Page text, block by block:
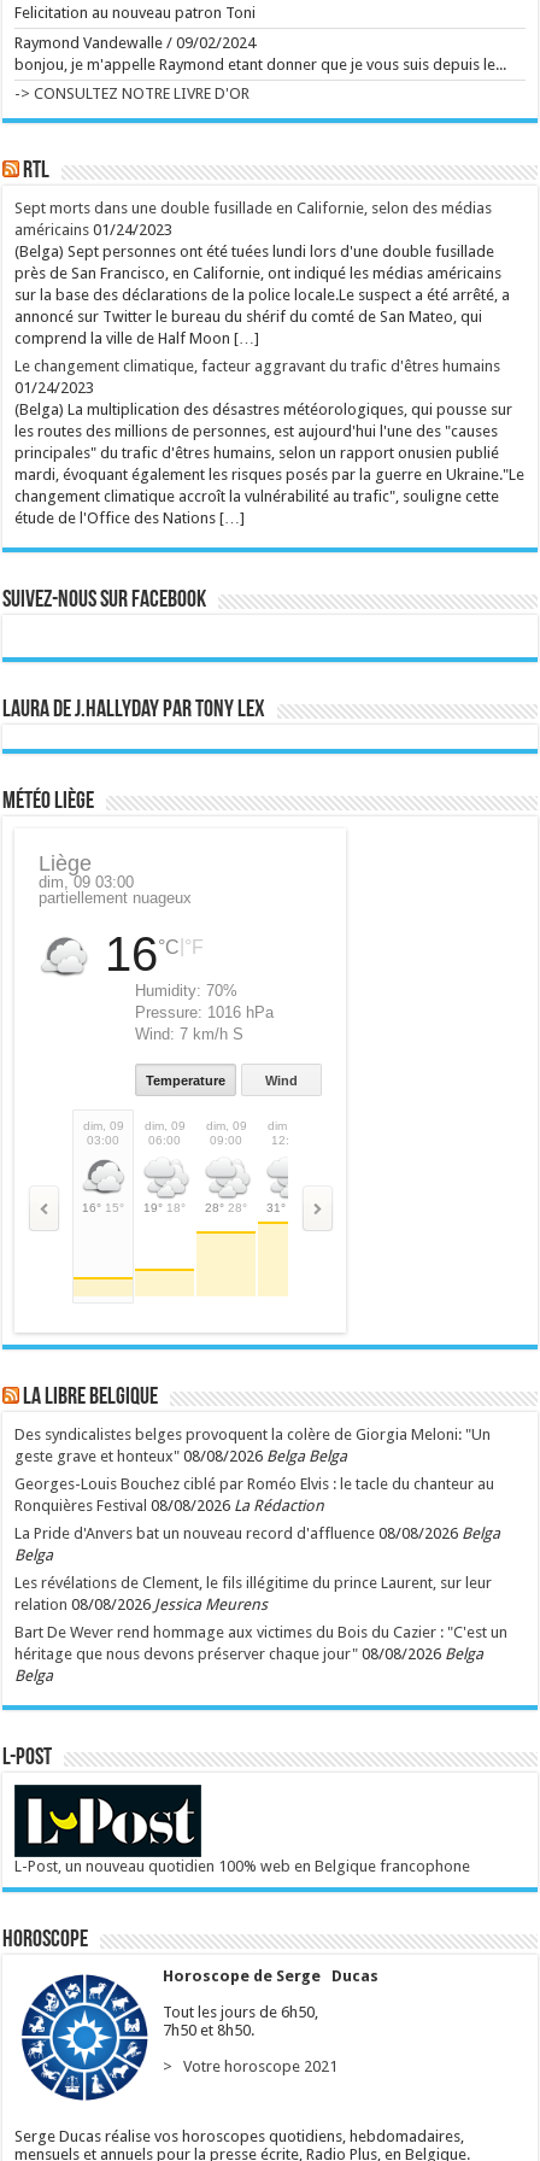
de cette 14e édition : le death ride, une tyrolienne
géante installée au sommet du Plan incliné. ...
Ecrit le 07/08 21:02
Michel Dejeneffe, "papa" de Tatayet, est mort
Le célèbre ventriloque s'est éteint à l'âge de 77 ans.
...
Ecrit le 07/08 20:03
"Legend" et son animateur Guillaume Pley malmenés
Phénomène médiatique fulgurant né en 2023, le
premier podcast de France pèse aujourd'hui
70 millions d'euros. C'est aussi une histoire belge à
plus d'un titre. Une success-story qui fait l'objet de
nombreuses critiques en ce moment. ...
Ecrit le 07/08 19:56
V2 Scriptrss
Felicitation au nouveau patron Toni
Raymond Vandewalle /09/02/2024
bonjou, je m'appelle Raymond etant donner que je vous suis depuis le...
-> CONSULTEZ NOTRE LIVRE D'OR
RTL
Sept morts dans une double fusillade en Californie, selon des médias
américains 01/24/2023
(Belga) Sept personnes ont été tuées lundi lors d'une double fusillade
près de San Francisco, en Californie, ont indiqué les médias américains
sur la base des déclarations de la police locale.Le suspect a été arrêté, a
annoncé sur Twitter le bureau du shérif du comté de San Mateo, qui
comprend la ville de Half Moon […]
Le changement climatique, facteur aggravant du trafic d'êtres humains
01/24/2023
(Belga) La multiplication des désastres météorologiques, qui pousse sur
les routes des millions de personnes, est aujourd'hui l'une des "causes
principales" du trafic d'êtres humains, selon un rapport onusien publié
mardi, évoquant également les risques posés par la guerre en Ukraine."Le
changement climatique accroît la vulnérabilité au trafic", souligne cette
étude de l'Office des Nations […]
Suivez-nous sur Facebook
Laura de J.Hallyday par Tony Lex
Météo Liège
Liège
dim, 09 03:00
partiellement nuageux
16°C °F
Humidity:70%
Pressure: 1016 hPa
Wind:7 km/h S
Temperature Wind
dim, 09
03:00
16° 15°
dim, 09
06:00
19° 18°
dim, 09
09:00
28° 28°
dim, 09
12:00
31°
LA Libre Belgique
Des syndicalistes belges provoquent la colère de Giorgia Meloni: "Un
geste grave et honteux" 08/08/2026 Belga Belga
Georges-Louis Bouchez ciblé par Roméo Elvis : le tacle du chanteur au
Ronquières Festival 08/08/2026 La Rédaction
La Pride d'Anvers bat un nouveau record d'affluence 08/08/2026 Belga
Belga
Les révélations de Clement, le fils illégitime du prince Laurent, sur leur
relation 08/08/2026 Jessica Meurens
Bart De Wever rend hommage aux victimes du Bois du Cazier : "C'est un
héritage que nous devons préserver chaque jour" 08/08/2026 Belga
Belga
L-POST
L-Post, un nouveau quotidien 100% web en Belgique francophone
Horoscope
Horoscope de Serge Ducas
Tout les jours de 6h50,
7h50 et 8h50.
> Votre horoscope 2021
Serge Ducas réalise vos horoscopes quotidiens, hebdomadaires,
mensuels et annuels pour la presse écrite, Radio Plus, en Belgique.